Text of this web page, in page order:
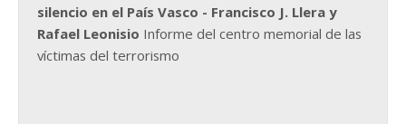
silencio en el País Vasco - Francisco J. Llera y
Rafael Leonisio Informe del centro memorial de las
víctimas del terrorismo